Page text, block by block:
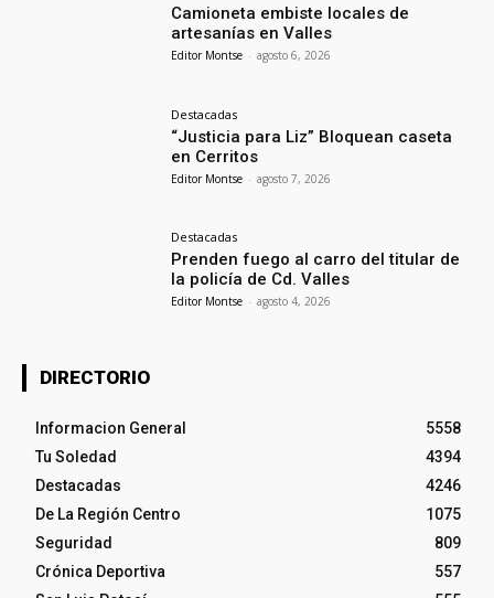
Camioneta embiste locales de
artesanías en Valles
Editor Montse - agosto 6, 2026
Destacadas
“Justicia para Liz” Bloquean caseta
en Cerritos
Editor Montse - agosto 7, 2026
Destacadas
Prenden fuego al carro del titular de
la policía de Cd. Valles
Editor Montse - agosto 4, 2026
DIRECTORIO
Informacion General
5558
Tu Soledad
4394
Destacadas
4246
De La Región Centro
1075
Seguridad
809
Crónica Deportiva
557